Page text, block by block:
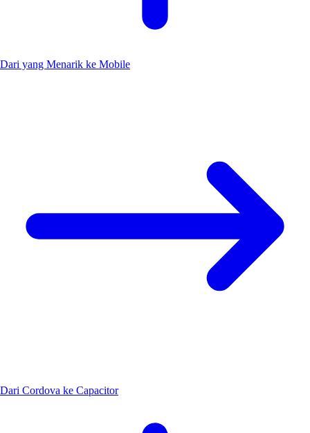
Dari yang Menarik ke Mobile
Dari Cordova ke Capacitor